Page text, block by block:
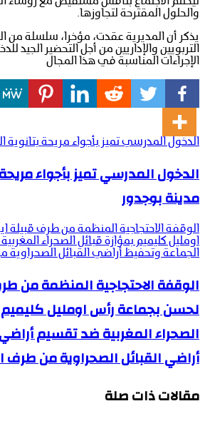
والحلول المقترحة لتجاوزها.
يذكر أن المديرية عقدت، مؤخرا، سلسلة من
التربويين والإداريين من أجل التحضير الجيد
الإجراءات المناسبة في هذا المجال
الدخول المدرسي تميز بأجواء مريحة
الدخول المدرسي تميز بأجواء
مدينة بوجدور
الوقفة الاحتجاجية المنظمة من طرف
اومليل كليميم بمؤازة قبائل الصحراء
الجماعة وتحفيظ أراضي القبائل الصحراوية
الوقفة الاحتجاجية المنظمة من
لحسن بجماعة رأس اومليل كليميم
الصحراء المغربية ضد تقسيم
أراضي القبائل الصحراوية من طرف
مقالات ذات صلة